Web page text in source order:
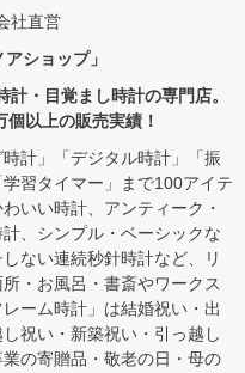
社直営
ショップ」
・目覚まし時計の専門店。
以上の販売実績！
計」「デジタル時計」「振
習タイマー」まで100アイテ
いい時計、アンティーク・
、シンプル・ベーシックな
ない連続秒針時計など、リ
・お風呂・書斎やワークス
ーム時計」は結婚祝い・出
祝い・新築祝い・引っ越し
の寄贈品・敬老の日・母の